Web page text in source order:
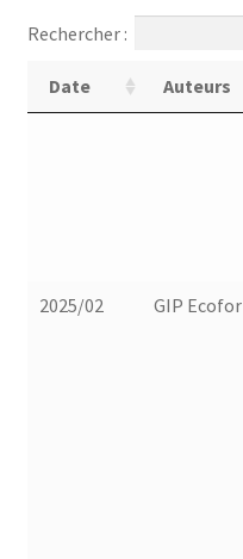
Rechercher :
Date Auteurs
2025/02 GIP Ecofor